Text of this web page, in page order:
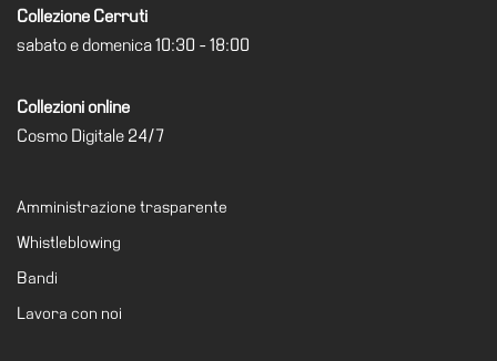
tuo
evento
trasparente
Whistleblowing
Collezione Cerruti
sabato e domenica 10:30 - 18:00
Collezioni online
Cosmo Digitale 24/7
Amministrazione trasparente
Whistleblowing
Bandi
Lavora con noi